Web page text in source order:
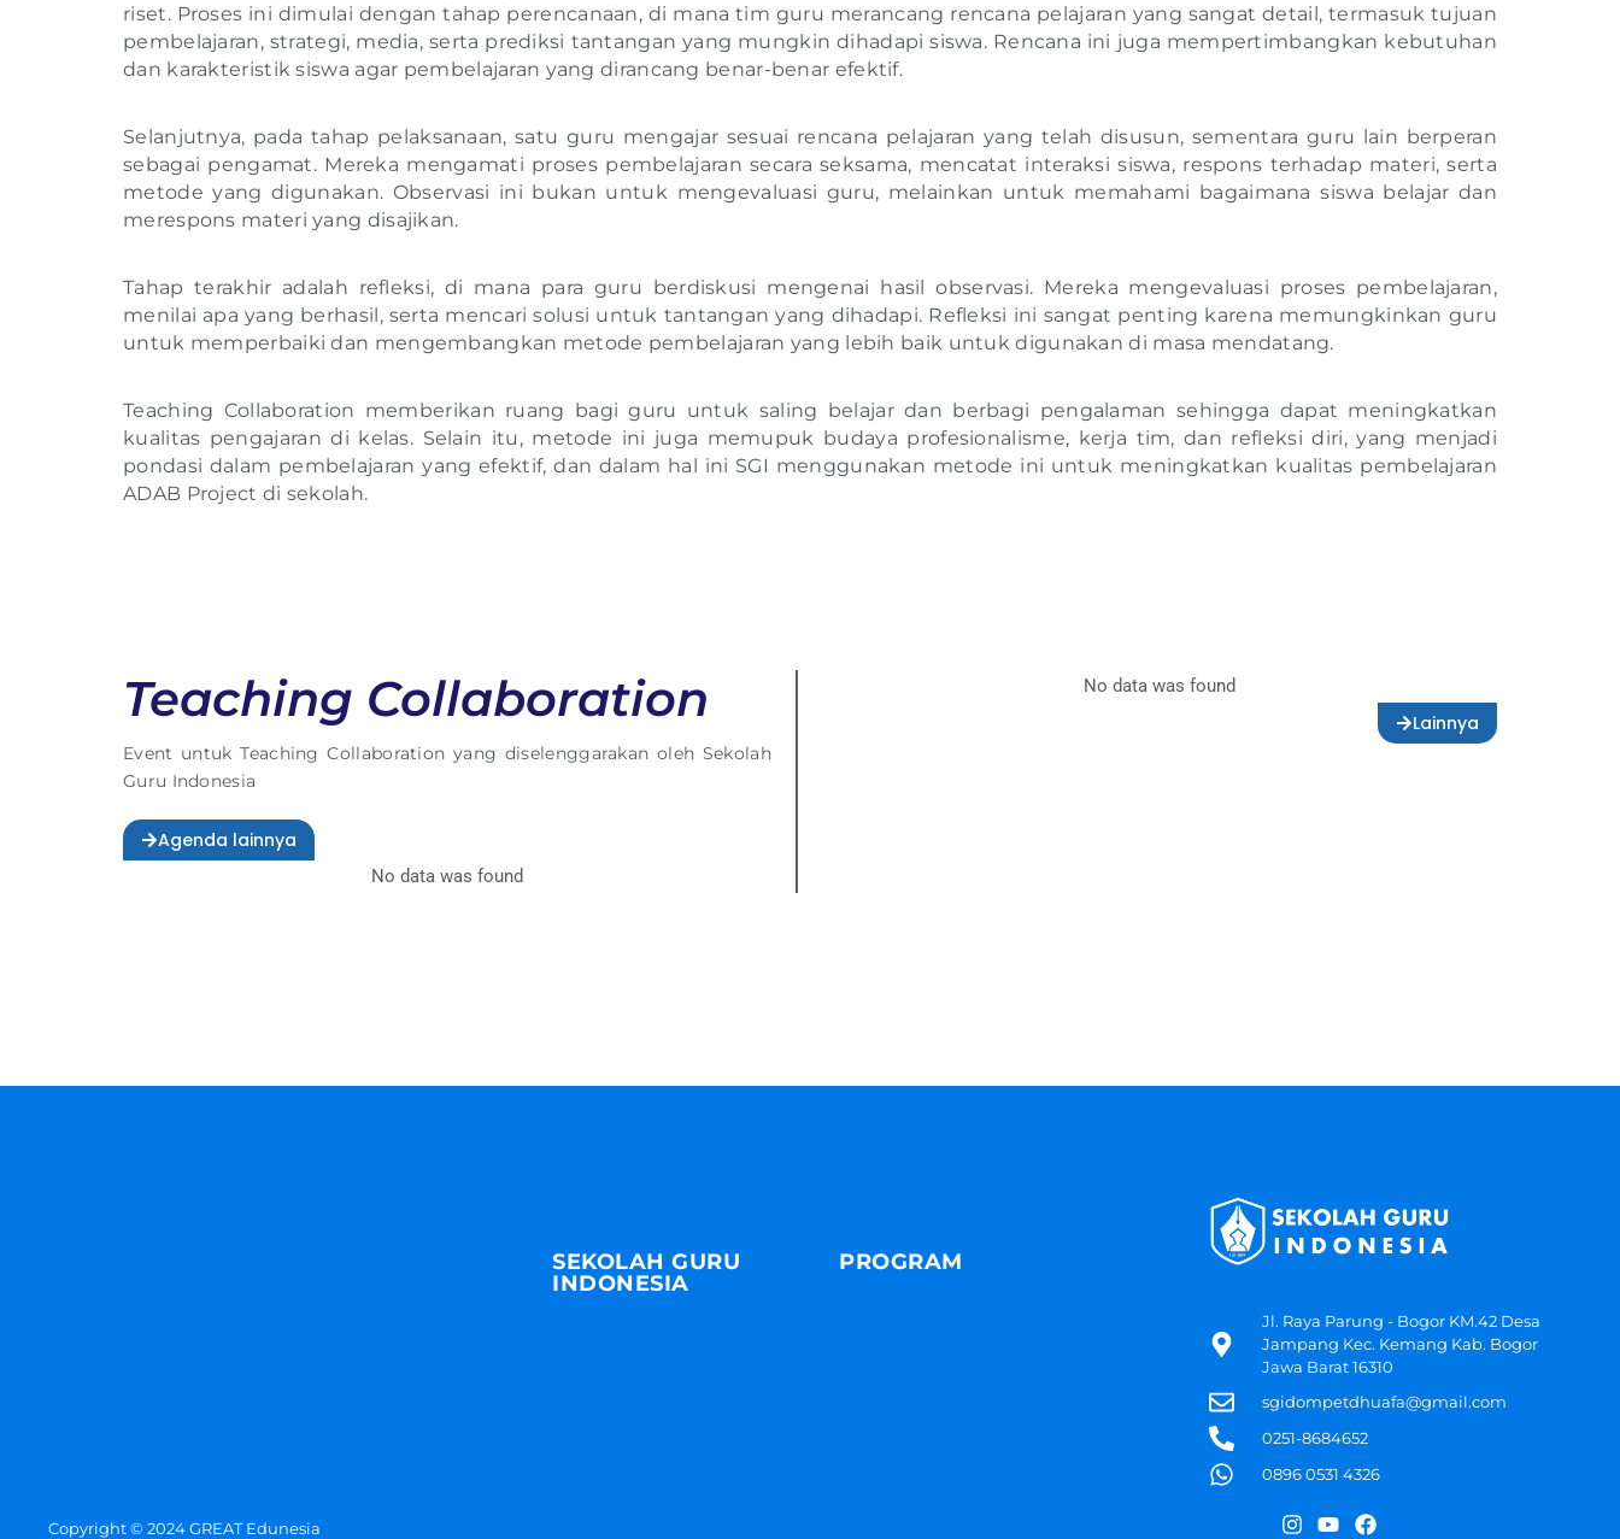
riset. Proses ini dimulai dengan tahap perencanaan, di mana tim guru merancang rencana pelajaran yang sangat detail, termasuk tujuan
pembelajaran, strategi, media, serta prediksi tantangan yang mungkin dihadapi siswa. Rencana ini juga mempertimbangkan kebutuhan
dan karakteristik siswa agar pembelajaran yang dirancang benar-benar efektif.
Selanjutnya, pada tahap pelaksanaan, satu guru mengajar sesuai rencana pelajaran yang telah disusun, sementara guru lain berperan
sebagai pengamat. Mereka mengamati proses pembelajaran secara seksama, mencatat interaksi siswa, respons terhadap materi, serta
metode yang digunakan. Observasi ini bukan untuk mengevaluasi guru, melainkan untuk memahami bagaimana siswa belajar dan
merespons materi yang disajikan.
Tahap terakhir adalah refleksi, di mana para guru berdiskusi mengenai hasil observasi. Mereka mengevaluasi proses pembelajaran,
menilai apa yang berhasil, serta mencari solusi untuk tantangan yang dihadapi. Refleksi ini sangat penting karena memungkinkan guru
untuk memperbaiki dan mengembangkan metode pembelajaran yang lebih baik untuk digunakan di masa mendatang.
Teaching Collaboration memberikan ruang bagi guru untuk saling belajar dan berbagi pengalaman sehingga dapat meningkatkan
kualitas pengajaran di kelas. Selain itu, metode ini juga memupuk budaya profesionalisme, kerja tim, dan refleksi diri, yang menjadi
pondasi dalam pembelajaran yang efektif, dan dalam hal ini SGI menggunakan metode ini untuk meningkatkan kualitas pembelajaran
ADAB Project di sekolah.
Teaching Collaboration
Event untuk Teaching Collaboration yang diselenggarakan oleh Sekolah
Guru Indonesia
Agenda lainnya
No data was found
No data was found
Lainnya
SEKOLAH GURU
INDONESIA
PROGRAM
Jl. Raya Parung - Bogor KM.42 Desa
Jampang Kec. Kemang Kab. Bogor
Jawa Barat 16310
sgidompetdhuafa@gmail.com
0251-8684652
0896 0531 4326
Copyright © 2024 GREAT Edunesia